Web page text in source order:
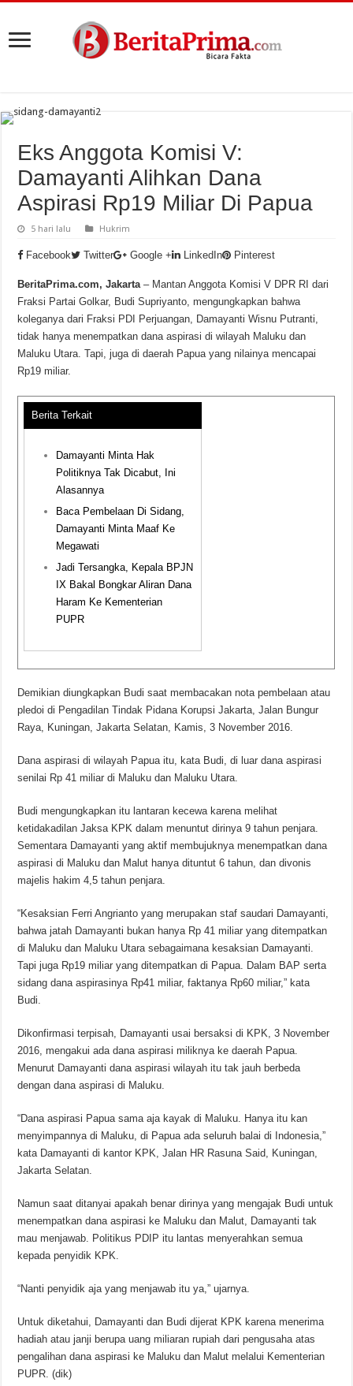
Eks Anggota Komisi V:
Damayanti Alihkan Dana
Aspirasi Rp19 Miliar Di Papua
5 hari lalu Hukrim
Facebook Twitter Google + LinkedIn Pinterest
BeritaPrima.com, Jakarta – Mantan Anggota Komisi V DPR RI dari
Fraksi Partai Golkar, Budi Supriyanto, mengungkapkan bahwa
koleganya dari Fraksi PDI Perjuangan, Damayanti Wisnu Putranti,
tidak hanya menempatkan dana aspirasi di wilayah Maluku dan
Maluku Utara. Tapi, juga di daerah Papua yang nilainya mencapai
Rp19 miliar.
Berita Terkait
Damayanti Minta Hak
Politiknya Tak Dicabut, Ini
Alasannya
Baca Pembelaan Di Sidang,
Damayanti Minta Maaf Ke
Megawati
Jadi Tersangka, Kepala BPJN
IX Bakal Bongkar Aliran Dana
Haram Ke Kementerian
PUPR
Demikian diungkapkan Budi saat membacakan nota pembelaan atau
pledoi di Pengadilan Tindak Pidana Korupsi Jakarta, Jalan Bungur
Raya, Kuningan, Jakarta Selatan, Kamis, 3 November 2016.
Dana aspirasi di wilayah Papua itu, kata Budi, di luar dana aspirasi
senilai Rp 41 miliar di Maluku dan Maluku Utara.
Budi mengungkapkan itu lantaran kecewa karena melihat
ketidakadilan Jaksa KPK dalam menuntut dirinya 9 tahun penjara.
Sementara Damayanti yang aktif membujuknya menempatkan dana
aspirasi di Maluku dan Malut hanya dituntut 6 tahun, dan divonis
majelis hakim 4,5 tahun penjara.
“Kesaksian Ferri Angrianto yang merupakan staf saudari Damayanti,
bahwa jatah Damayanti bukan hanya Rp 41 miliar yang ditempatkan
di Maluku dan Maluku Utara sebagaimana kesaksian Damayanti.
Tapi juga Rp19 miliar yang ditempatkan di Papua. Dalam BAP serta
sidang dana aspirasinya Rp41 miliar, faktanya Rp60 miliar,” kata
Budi.
Dikonfirmasi terpisah, Damayanti usai bersaksi di KPK, 3 November
2016, mengakui ada dana aspirasi miliknya ke daerah Papua.
Menurut Damayanti dana aspirasi wilayah itu tak jauh berbeda
dengan dana aspirasi di Maluku.
“Dana aspirasi Papua sama aja kayak di Maluku. Hanya itu kan
menyimpannya di Maluku, di Papua ada seluruh balai di Indonesia,”
kata Damayanti di kantor KPK, Jalan HR Rasuna Said, Kuningan,
Jakarta Selatan.
Namun saat ditanyai apakah benar dirinya yang mengajak Budi untuk
menempatkan dana aspirasi ke Maluku dan Malut, Damayanti tak
mau menjawab. Politikus PDIP itu lantas menyerahkan semua
kepada penyidik KPK.
“Nanti penyidik aja yang menjawab itu ya,” ujarnya.
Untuk diketahui, Damayanti dan Budi dijerat KPK karena menerima
hadiah atau janji berupa uang miliaran rupiah dari pengusaha atas
pengalihan dana aspirasi ke Maluku dan Malut melalui Kementerian
PUPR. (dik)